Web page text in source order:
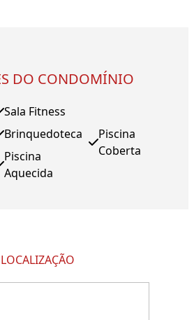
DO CONDOMÍNIO
Sala Fitness
Brinquedoteca
Piscina
Aquecida
Piscina
Coberta
LOCALIZAÇÃO